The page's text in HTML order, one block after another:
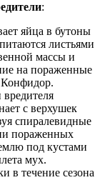
:
яйца в бутоны
листьями
массы и
на пораженные
с верхушек
спиралевидные
пораженных
под кустами
мух.
в течение сезона